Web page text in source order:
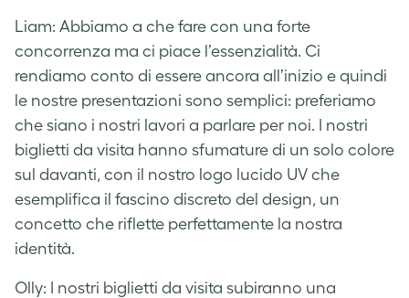
Liam: Abbiamo a che fare con una forte
concorrenza ma ci piace l’essenzialità. Ci
rendiamo conto di essere ancora all’inizio e quindi
le nostre presentazioni sono semplici: preferiamo
che siano i nostri lavori a parlare per noi. I nostri
biglietti da visita hanno sfumature di un solo colore
sul davanti, con il nostro logo lucido UV che
esemplifica il fascino discreto del design, un
concetto che riflette perfettamente la nostra
identità.
Olly: I nostri biglietti da visita subiranno una